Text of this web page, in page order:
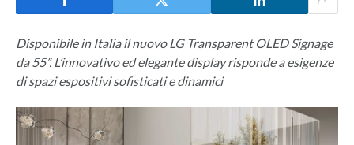
Disponibile in Italia il nuovo LG Transparent OLED Signage
da 55”. L’innovativo ed elegante display risponde a esigenze
di spazi espositivi sofisticati e dinamici